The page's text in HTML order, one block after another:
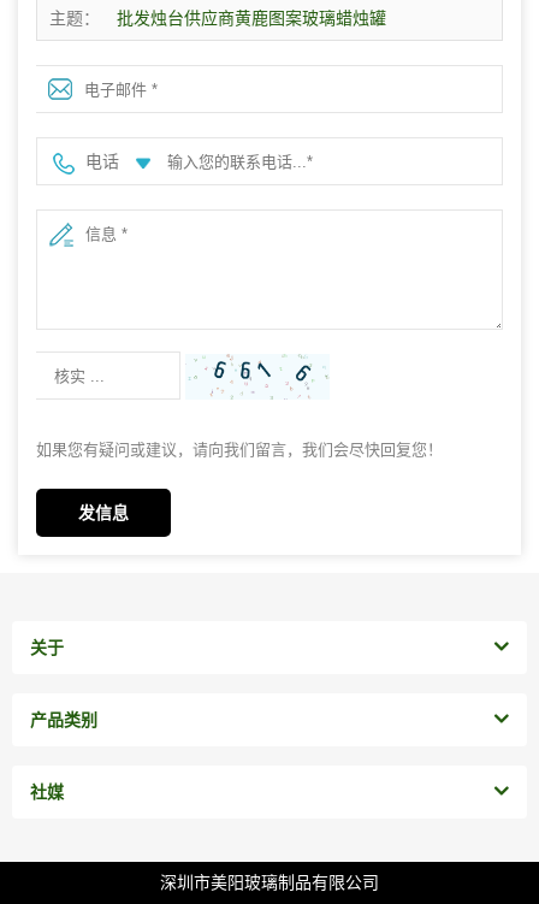
主题： 批发烛台供应商黄鹿图案玻璃蜡烛罐
电话
如果您有疑问或建议，请向我们留言，我们会尽快回复您！
发信息
关于
产品类别
社媒
深圳市美阳玻璃制品有限公司